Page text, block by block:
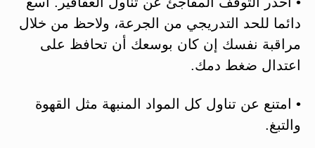
دائما للحد التدريجي من الجرعة، ولاحظ من خلال
مراقبة نفسك إن كان بوسعك أن تحافظ على
اعتدال ضغط دمك.
• امتنع عن تناول كل المواد المنبهة مثل القهوة
والتبغ.